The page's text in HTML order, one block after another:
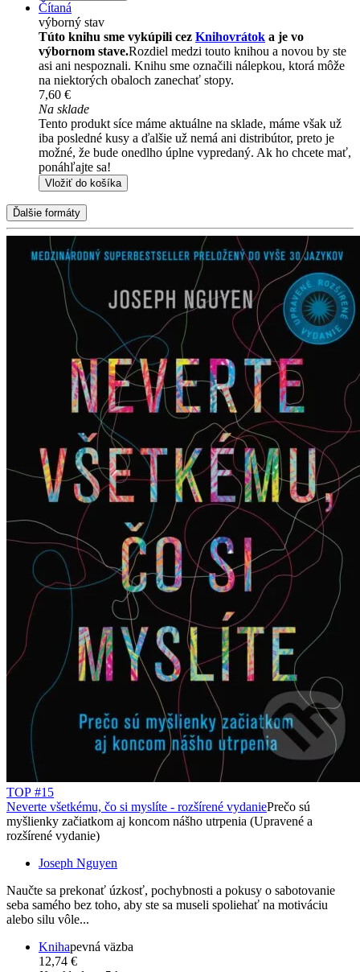
Čítaná
výborný stav
Túto knihu sme vykúpili cez Knihovrátok a je vo
výbornom stave.Rozdiel medzi touto knihou a novou by ste
asi ani nespoznali. Knihu sme označili nálepkou, ktorá môže
na niektorých obaloch zanechať stopy.
7,60 €
Na sklade
Tento produkt síce máme aktuálne na sklade, máme však už
iba posledné kusy a ďalšie už nemá ani distribútor, preto je
možné, že bude onedlho úplne vypredaný. Ak ho chcete mať,
ponáhľajte sa!
Vložiť do košíka
Ďalšie formáty
TOP #15
Neverte všetkému, čo si myslíte - rozšírené vydaniePrečo sú
myšlienky začiatkom aj koncom nášho utrpenia (Upravené a
rozšírené vydanie)
Joseph Nguyen
Naučte sa prekonať úzkosť, pochybnosti a pokusy o sabotovanie
seba samého bez toho, aby ste sa museli spoliehať na motiváciu
alebo silu vôle...
Knihapevná väzba
12,74 €